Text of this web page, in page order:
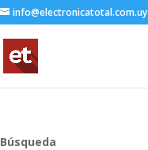
info@electronicatotal.com.uy
Búsqueda